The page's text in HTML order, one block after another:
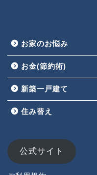
お家のお悩み
お金(節約術)
新築一戸建て
住み替え
公式サイト